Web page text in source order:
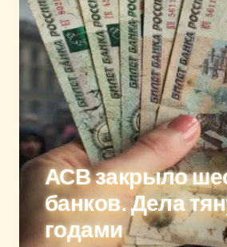
АСВ закрыло
банков. Дела
годами